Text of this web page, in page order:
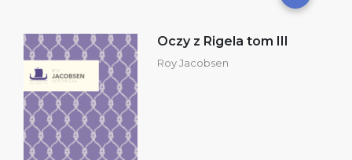
Oczy z Rigela tom III
Roy Jacobsen